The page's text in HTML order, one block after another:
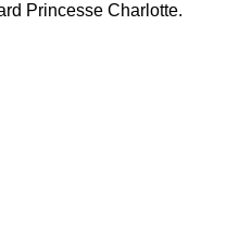
Princesse Charlotte.